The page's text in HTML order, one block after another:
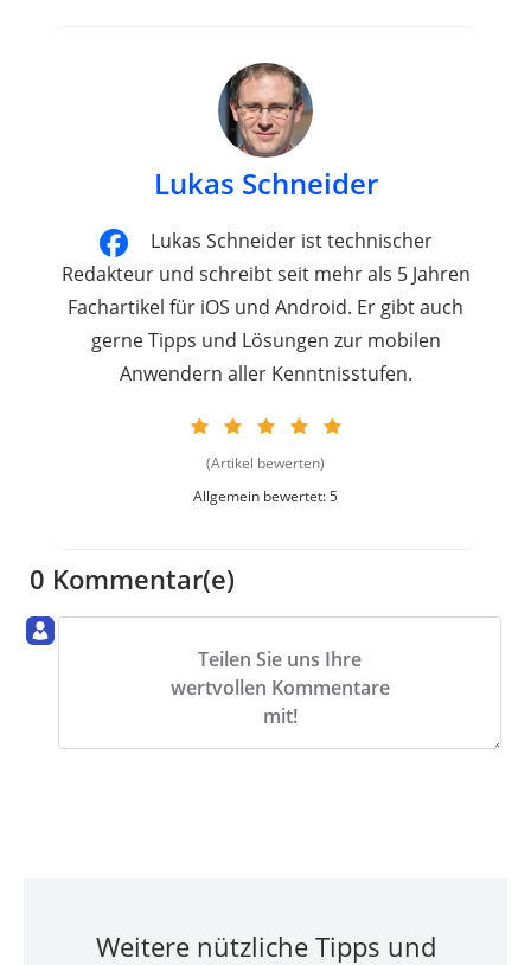
Lukas Schneider
Lukas Schneider ist technischer
Redakteur und schreibt seit mehr als 5 Jahren
Fachartikel für iOS und Android. Er gibt auch
gerne Tipps und Lösungen zur mobilen
Anwendern aller Kenntnisstufen.
(Artikel bewerten)
Allgemein bewertet: 5
0 Kommentar(e)
Teilen Sie uns Ihre
wertvollen Kommentare
mit!
Weitere nützliche Tipps und